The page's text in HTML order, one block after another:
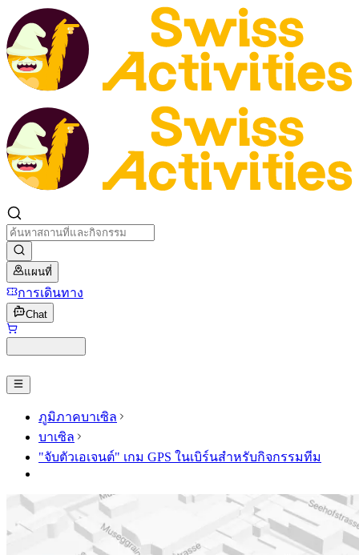
แผนที่
การเดินทาง
Chat
ภูมิภาคบาเซิล
บาเซิล
"จับตัวเอเจนต์" เกม GPS ในเบิร์นสำหรับกิจกรรมทีม